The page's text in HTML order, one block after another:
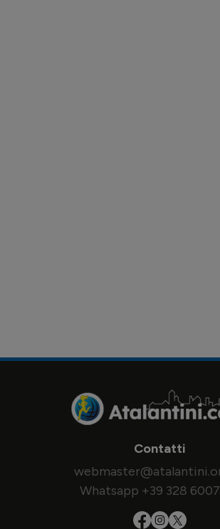
Contatti
Whatsapp +39 328